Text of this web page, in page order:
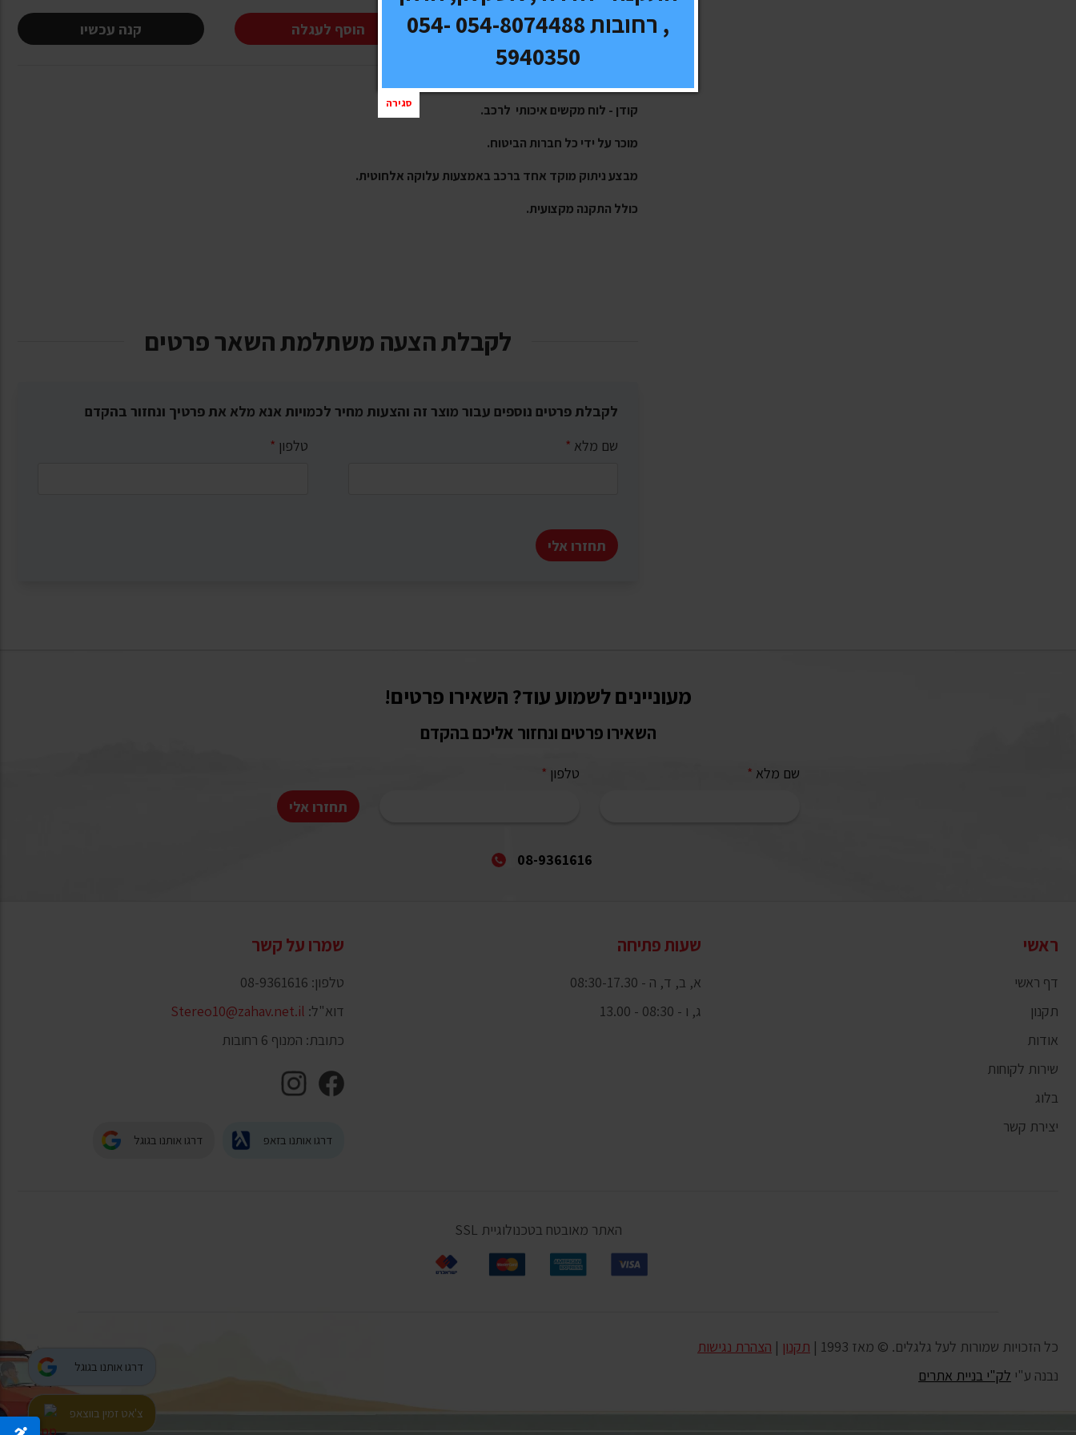
הוסף לעגלה קנה עכשיו
קודן - לוח מקשים איכותי לרכב.
מוכר על ידי כל חברות הביטוח.
מבצע ניתוק מוקד אחד ברכב באמצעות עלוקה אלחוטית.
כולל התקנה מקצועית.
לקבלת הצעה משתלמת השאר פרטים
לקבלת פרטים נוספים עבור מוצר זה והצעות מחיר לכמויות אנא מלא את פרטיך ונחזור בהקדם
שם מלא * טלפון *
תחזרו אלי
מעוניינים לשמוע עוד? השאירו פרטים!
השאירו פרטים ונחזור אליכם בהקדם
שם מלא * טלפון *
תחזרו אלי
08-9361616
ראשי
דף ראשי
תקנון
אודות
שירות לקוחות
בלוג
יצירת קשר
שעות פתיחה
א, ב, ד, ה - 08:30-17.30
ג, ו - 08:30 - 13.00
שמרו על קשר
טלפון: 08-9361616
דוא"ל: Stereo10@zahav.net.il
כתובת: המנוף 6 רחובות
דרגו אותנו בזאפ דרגו אותנו בגוגל
דרגו אותנו בגוגל
צ'אט זמין בווצאפ
האתר מאובטח בטכנולוגיית SSL
כל הזכויות שמורות לעל גלגלים. © מאז 1993 | תקנון | הצהרת נגישות
נבנה ע"י לק"י בניית אתרים
, רחובות 054-8074488 054-
5940350
סגירה